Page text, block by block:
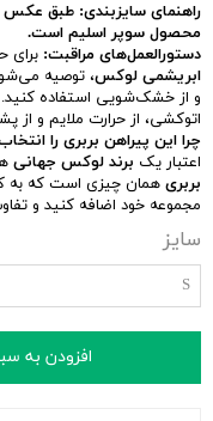
راهنمای سایزبندی: طبق عکس
محصول سوپر اسلیم است.
دستورالعمل‌های مراقبت: برای
ابریشمی لوکس، توصیه
و از خشک‌شویی استفاده کنید.
اتوکشی، از حرارت ملایم و از
چرا این پیراهن بربری را
اعتبار یک برند لوکس جهانی
بربری همان چیزی است که به
مجموعه خود اضافه کنید و
سایز
S
افزودن به